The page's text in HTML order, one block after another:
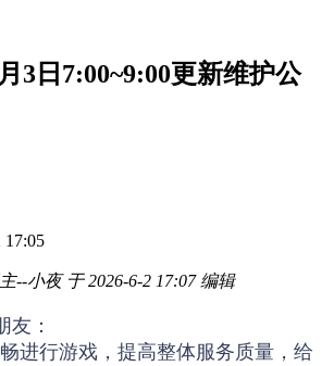
3日7:00~9:00更新维护公
17:05
--小夜 于 2026-6-2 17:07 编辑
友：
进行游戏，提高整体服务质量，给